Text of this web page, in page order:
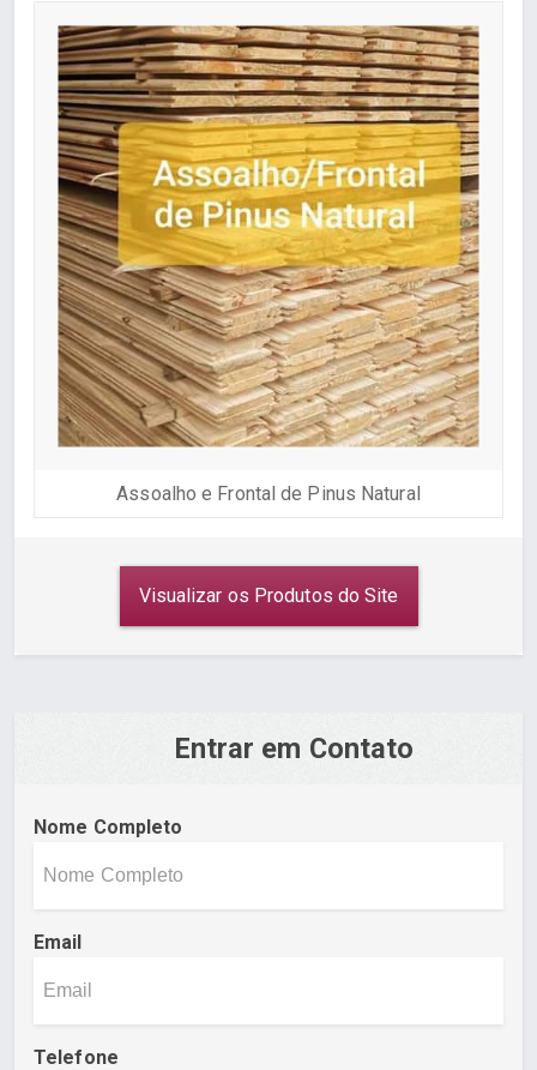
Assoalho e Frontal de Pinus Natural
Visualizar os Produtos do Site
Entrar em Contato
Nome Completo
Email
Telefone